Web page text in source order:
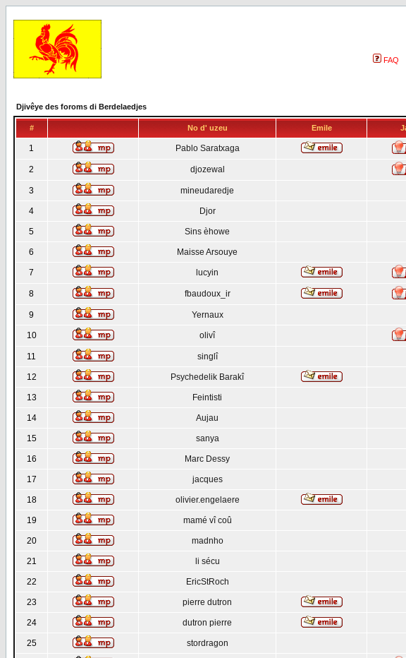
FAQ
Djivêye des foroms di Berdelaedjes
# No d' uzeu Emile
1 Pablo Saratxaga
2 djozewal
3 mineudaredje
4 Djor
5 Sins èhowe
6 Maisse Arsouye
7 lucyin
8 fbaudoux_ir
9 Yernaux
10 olivî
11 singlî
12 Psychedelik Barakî
13 Feintisti
14 Aujau
15 sanya
16 Marc Dessy
17 jacques
18 olivier.engelaere
19 mamé vî coû
20 madnho
21 li sécu
22 EricStRoch
23 pierre dutron
24 dutron pierre
25 stordragon